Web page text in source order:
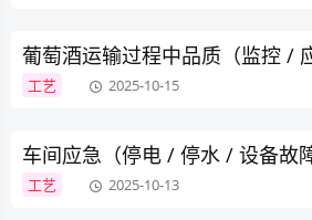
葡萄酒运输过程中品质（监控 /
工艺 2025-10-15
车间应急（停电 / 停水 / 设备故
工艺 2025-10-13